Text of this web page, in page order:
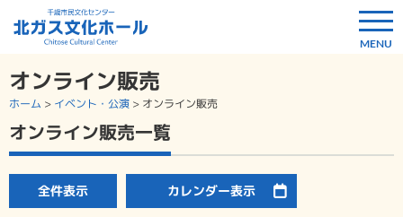
オンライン販売
ホーム > イベント・公演 > オンライン販売
オンライン販売一覧
全件表示 カレンダー表示